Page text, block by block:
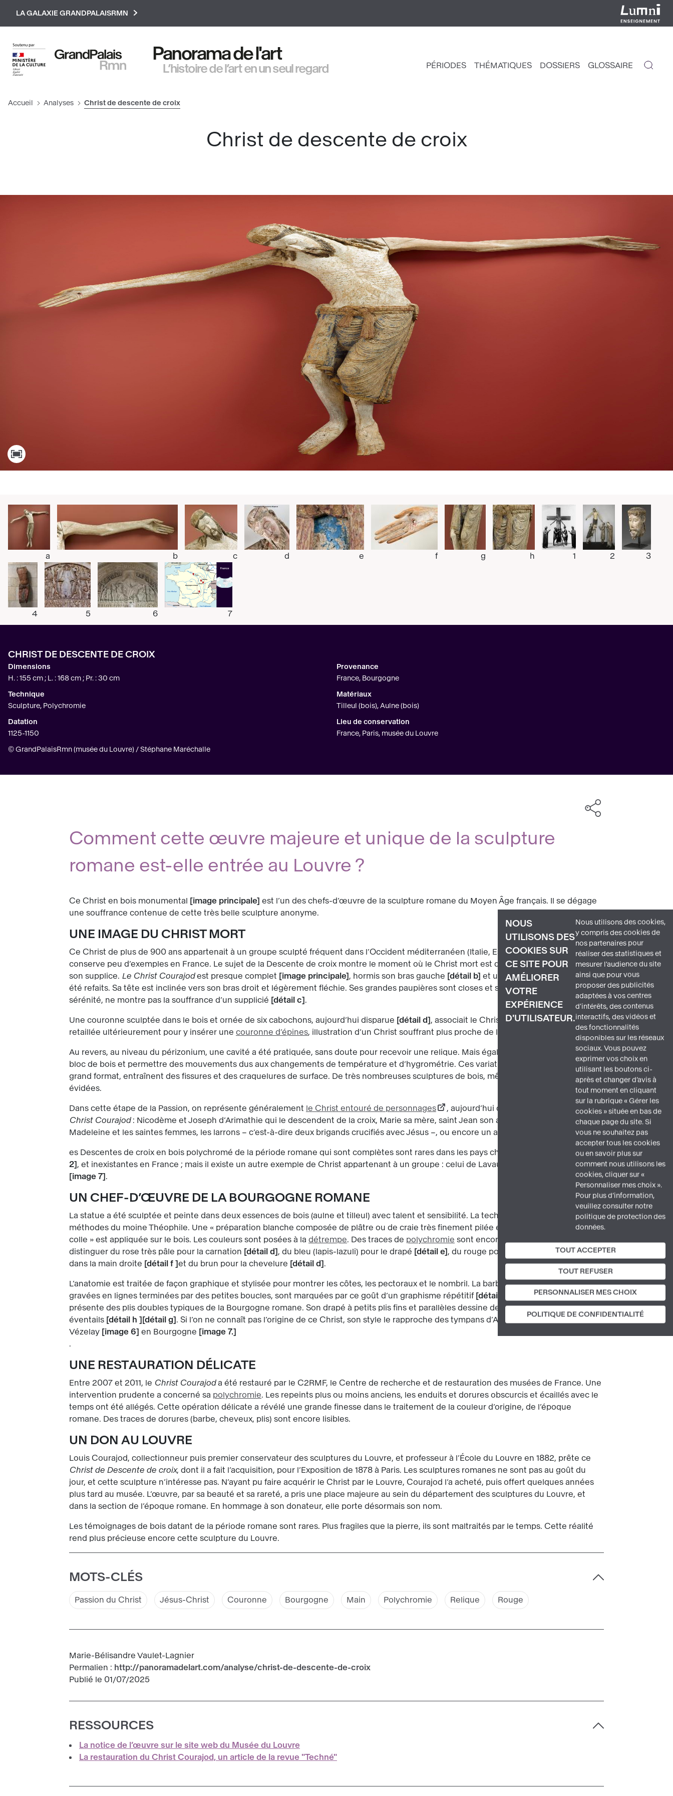
NOUS
UTILISONS DES
COOKIES SUR
CE SITE POUR
AMÉLIORER
VOTRE
EXPÉRIENCE
D'UTILISATEUR.
Nous utilisons des cookies,
y compris des cookies de
nos partenaires pour
réaliser des statistiques et
mesurer l'audience du site
ainsi que pour vous
proposer des publicités
adaptées à vos centres
d'intérêts, des contenus
interactifs, des vidéos et
des fonctionnalités
disponibles sur les réseaux
sociaux. Vous pouvez
exprimer vos choix en
utilisant les boutons ci-
après et changer d’avis à
tout moment en cliquant
sur la rubrique « Gérer les
cookies » située en bas de
chaque page du site. Si
vous ne souhaitez pas
accepter tous les cookies
ou en savoir plus sur
comment nous utilisons les
cookies, cliquer sur «
Personnaliser mes choix ».
Pour plus d’information,
veuillez consulter notre
politique de protection des
données.
TOUT ACCEPTER
TOUT REFUSER
PERSONNALISER MES CHOIX
POLITIQUE DE CONFIDENTIALITÉ
LA GALAXIE GRANDPALAISRMN
Panorama de l'art
L’histoire de l’art en un seul regard
NAVIGATION
PÉRIODES THÉMATIQUES DOSSIERS GLOSSAIRE
Accueil Analyses Christ de descente de croix
Christ de descente de croix
a b c d e f g h 1 2 3
4 5 6 7
CHRIST DE DESCENTE DE CROIX
Dimensions
H. : 155 cm ; L. : 168 cm ; Pr. : 30 cm
Provenance
France, Bourgogne
Technique
Sculpture, Polychromie
Matériaux
Tilleul (bois), Aulne (bois)
Datation
1125-1150
Lieu de conservation
France, Paris, musée du Louvre
© GrandPalaisRmn (musée du Louvre) / Stéphane Maréchalle
Comment cette œuvre majeure et unique de la sculpture
romane est-elle entrée au Louvre ?
Ce Christ en bois monumental image principale est l’un des chefs-d’œuvre de la sculpture romane du Moyen Âge français. Il se dégage
une souffrance contenue de cette très belle sculpture anonyme.
UNE IMAGE DU CHRIST MORT
Ce Christ de plus de 900 ans appartenait à un groupe sculpté fréquent dans l’Occident méditerranéen (Italie, Espagne), mais dont on
conserve peu d’exemples en France. Le sujet de la Descente de croix montre le moment où le Christ mort est détaché de la croix après
son supplice. Le Christ Courajodest presque complet image principale , hormis son bras gauche détail b et une partie des pieds qui ont
été refaits. Sa tête est inclinée vers son bras droit et légèrement fléchie. Ses grandes paupières sont closes et son visage, empreint de
sérénité, ne montre pas la souffrance d’un supplicié détail c .
Une couronne sculptée dans le bois et ornée de six cabochons, aujourd’hui disparue détail d , associait le Christ à un roi. La tête a été
retaillée ultérieurement pour y insérer une couronne d’épines, illustration d’un Christ souffrant plus proche de l’idéal gothique.
Au revers, au niveau du périzonium, une cavité a été pratiquée, sans doute pour recevoir une relique. Mais également pour « dégarnir » le
bloc de bois et permettre des mouvements dus aux changements de température et d’hygrométrie. Ces variations, sur un bois massif de
grand format, entraînent des fissures et des craquelures de surface. De très nombreuses sculptures de bois, même profanes, sont ainsi
évidées.
Dans cette étape de la Passion, on représente généralement le Christ entouré de personnages
, aujourd’hui disparus dans le cas du
Christ Courajod: Nicodème et Joseph d’Arimathie qui le descendent de la croix, Marie sa mère, saint Jean son ami, parfois aussi Marie-
Madeleine et les saintes femmes, les larrons – c’est-à-dire deux brigands crucifiés avec Jésus –, ou encore un ange. L
es Descentes de croix en bois polychromé de la période romane qui sont complètes sont rares dans les pays chrétiens
image
2 , et inexistantes en France ; mais il existe un autre exemple de Christ appartenant à un groupe : celui de Lavaudieu
image 4
image 7 .
UN CHEF-D’ŒUVRE DE LA BOURGOGNE ROMANE
La statue a été sculptée et peinte dans deux essences de bois (aulne et tilleul) avec talent et sensibilité. La technique de coloration suit les
méthodes du moine Théophile. Une « préparation blanche composée de plâtre ou de craie très finement pilée et agglutinée avec de la
colle » est appliquée sur le bois. Les couleurs sont posées à la détrempe. Des traces de polychromie sont encore visibles. On peut
distinguer du rose très pâle pour la carnation détail d , du bleu (lapis-lazuli) pour le drapé détail e , du rouge pour les gouttes de sang
dans la main droite détail f et du brun pour la chevelure détail d .
L’anatomie est traitée de façon graphique et stylisée pour montrer les côtes, les pectoraux et le nombril. La barbe et la moustache,
gravées en lignes terminées par des petites boucles, sont marquées par ce goût d’un graphisme répétitif détail g
. Le long périzonium
présente des plis doubles typiques de la Bourgogne romane. Son drapé à petits plis fins et parallèles dessine des arcs, des cercles et des
éventails détail h détail g . Si l’on ne connaît pas l’origine de ce Christ, son style le rapproche des tympans d’Autun image 5 et de
Vézelay
image 6 en Bourgogne
image 7.
.
UNE RESTAURATION DÉLICATE
Entre 2007 et 2011, le Christ Courajoda été restauré par le C2RMF, le Centre de recherche et de restauration des musées de France. Une
intervention prudente a concerné sa polychromie. Les repeints plus ou moins anciens, les enduits et dorures obscurcis et écaillés avec le
temps ont été allégés. Cette opération délicate a révélé une grande finesse dans le traitement de la couleur d’origine, de l’époque
romane. Des traces de dorures (barbe, cheveux, plis) sont encore lisibles.
UN DON AU LOUVRE
Louis Courajod, collectionneur puis premier conservateur des sculptures du Louvre, et professeur à l’École du Louvre en 1882, prête ce
Christ de Descente de croix, dont il a fait l’acquisition, pour l’Exposition de 1878 à Paris. Les sculptures romanes ne sont pas au goût du
jour, et cette sculpture n’intéresse pas. N’ayant pu faire acquérir le Christ par le Louvre, Courajod l’a acheté, puis offert quelques années
plus tard au musée. L’œuvre, par sa beauté et sa rareté, a pris une place majeure au sein du département des sculptures du Louvre, et
dans la section de l’époque romane. En hommage à son donateur, elle porte désormais son nom.
Les témoignages de bois datant de la période romane sont rares. Plus fragiles que la pierre, ils sont maltraités par le temps. Cette réalité
rend plus précieuse encore cette sculpture du Louvre.
MOTS-CLÉS
Passion du Christ Jésus-Christ Couronne Bourgogne Main Polychromie Relique Rouge
Marie-Bélisandre Vaulet-Lagnier
Permalien : http://panoramadelart.com/analyse/christ-de-descente-de-croix
Publié le 01/07/2025
RESSOURCES
La notice de l’œuvre sur le site web du Musée du Louvre
La restauration du Christ Courajod, un article de la revue "Techné"